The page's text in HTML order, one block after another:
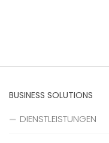
BUSINESS SOLUTIONS
DIENSTLEISTUNGEN